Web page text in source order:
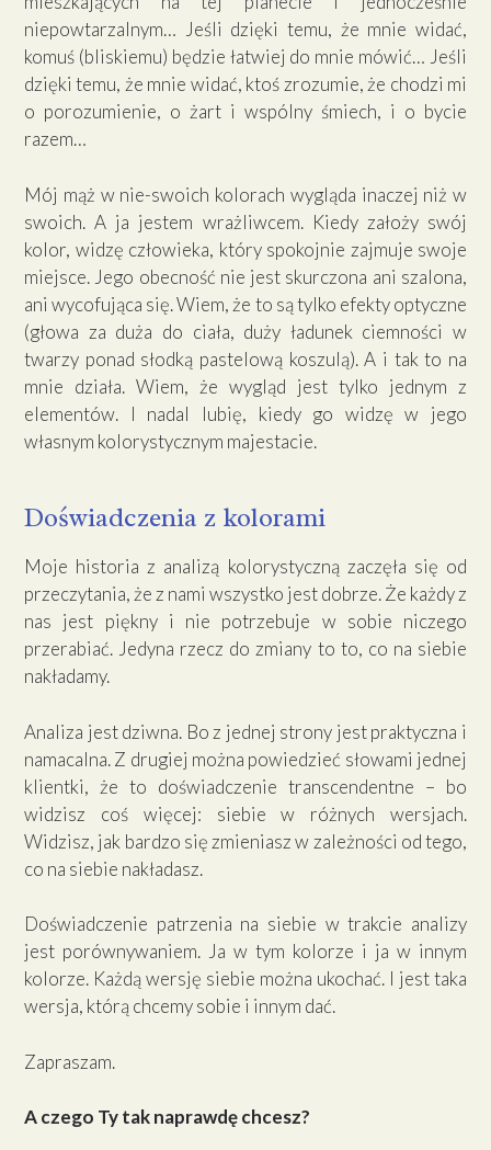
niepowtarzalnym… Jeśli dzięki temu, że mnie widać,
komuś (bliskiemu) będzie łatwiej do mnie mówić… Jeśli
dzięki temu, że mnie widać, ktoś zrozumie, że chodzi mi
o porozumienie, o żart i wspólny śmiech, i o bycie
razem…
Mój mąż w nie-swoich kolorach wygląda inaczej niż w
swoich. A ja jestem wrażliwcem. Kiedy założy swój
kolor, widzę człowieka, który spokojnie zajmuje swoje
miejsce. Jego obecność nie jest skurczona ani szalona,
ani wycofująca się. Wiem, że to są tylko efekty optyczne
(głowa za duża do ciała, duży ładunek ciemności w
twarzy ponad słodką pastelową koszulą). A i tak to na
mnie działa. Wiem, że wygląd jest tylko jednym z
elementów. I nadal lubię, kiedy go widzę w jego
własnym kolorystycznym majestacie.
Doświadczenia z kolorami
Moje historia z analizą kolorystyczną zaczęła się od
przeczytania, że z nami wszystko jest dobrze. Że każdy z
nas jest piękny i nie potrzebuje w sobie niczego
przerabiać. Jedyna rzecz do zmiany to to, co na siebie
nakładamy.
Analiza jest dziwna. Bo z jednej strony jest praktyczna i
namacalna. Z drugiej można powiedzieć słowami jednej
klientki, że to doświadczenie transcendentne – bo
widzisz coś więcej: siebie w różnych wersjach.
Widzisz, jak bardzo się zmieniasz w zależności od tego,
co na siebie nakładasz.
Doświadczenie patrzenia na siebie w trakcie analizy
jest porównywaniem. Ja w tym kolorze i ja w innym
kolorze. Każdą wersję siebie można ukochać. I jest taka
wersja, którą chcemy sobie i innym dać.
Zapraszam.
A czego Ty tak naprawdę chcesz?